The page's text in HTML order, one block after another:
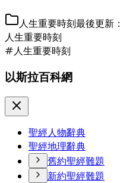
人生重要時刻最後更新：
人生重要時刻
#人生重要時刻
以斯拉百科網
聖經人物辭典
聖經地理辭典
舊約聖經難題
新約聖經難題